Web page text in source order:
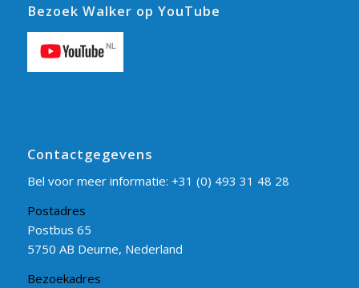
Bezoek Walker op YouTube
Contactgegevens
Bel voor meer informatie: +31 (0) 493 31 48 28
Postadres
Postbus 65
5750 AB Deurne, Nederland
Bezoekadres